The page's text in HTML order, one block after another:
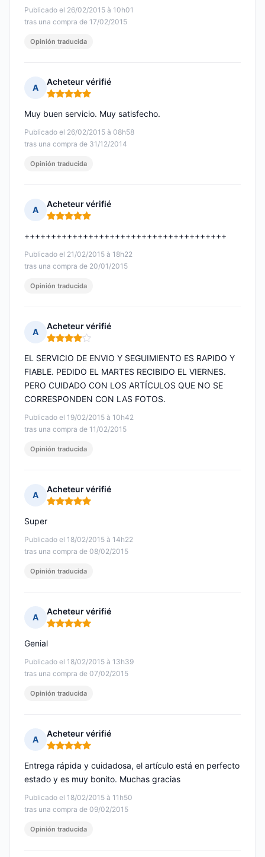
Publicado el 26/02/2015 à 10h01
tras una compra de 17/02/2015
Opinión traducida
A
Acheteur vérifié
Nota: 5 de 5
Publicado el 26/02/2015 à 08h58
tras una compra de 31/12/2014
Muy buen servicio. Muy satisfecho.
Opinión traducida
A
Acheteur vérifié
Nota: 5 de 5
Publicado el 21/02/2015 à 18h22
tras una compra de 20/01/2015
++++++++++++++++++++++++++++++++++++++
Opinión traducida
A
Acheteur vérifié
Nota: 4 de 5
Publicado el 19/02/2015 à 10h42
tras una compra de 11/02/2015
EL SERVICIO DE ENVIO Y SEGUIMIENTO ES RAPIDO Y
FIABLE. PEDIDO EL MARTES RECIBIDO EL VIERNES.
PERO CUIDADO CON LOS ARTÍCULOS QUE NO SE
CORRESPONDEN CON LAS FOTOS.
Opinión traducida
A
Acheteur vérifié
Nota: 5 de 5
Publicado el 18/02/2015 à 14h22
tras una compra de 08/02/2015
Super
Opinión traducida
A
Acheteur vérifié
Nota: 5 de 5
Publicado el 18/02/2015 à 13h39
tras una compra de 07/02/2015
Genial
Opinión traducida
A
Acheteur vérifié
Nota: 5 de 5
Publicado el 18/02/2015 à 11h50
tras una compra de 09/02/2015
Entrega rápida y cuidadosa, el artículo está en perfecto
estado y es muy bonito. Muchas gracias
Opinión traducida